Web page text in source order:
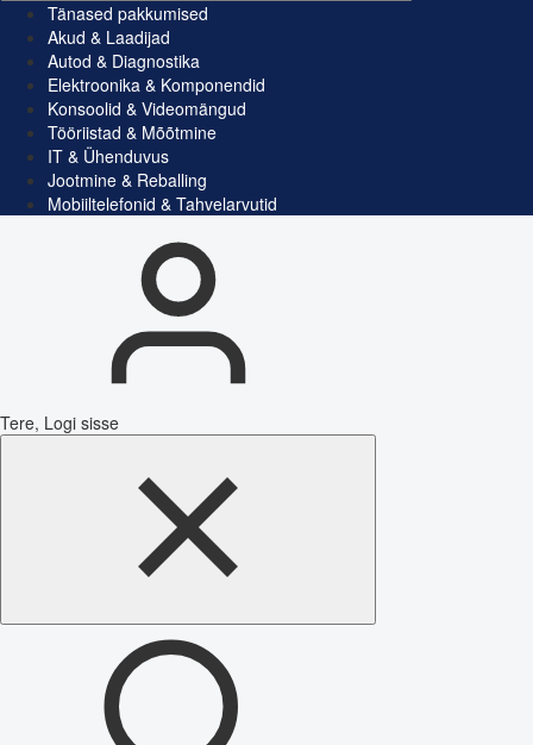
Tänased pakkumised
Akud & Laadijad
Autod & Diagnostika
Elektroonika & Komponendid
Konsoolid & Videomängud
Tööriistad & Mõõtmine
IT & Ühenduvus
Jootmine & Reballing
Mobiiltelefonid & Tahvelarvutid
Tere, Logi sisse